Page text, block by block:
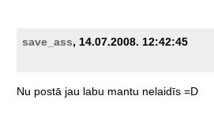
save_ass, 14.07.2008. 12:42:45
Nu postā jau labu mantu nelaidīs =D